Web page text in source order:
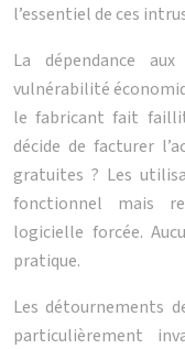
l’essentiel de ces
La dépendance
vulnérabilité
le fabricant fait
décide de facturer
gratuites ? Les
fonctionnel mais
logicielle forcée.
pratique.
Les détournements
particulièrement